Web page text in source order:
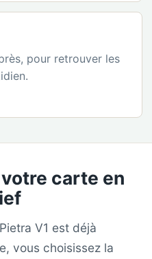
pour retrouver les
carte en
V1 est déjà
vous choisissez la